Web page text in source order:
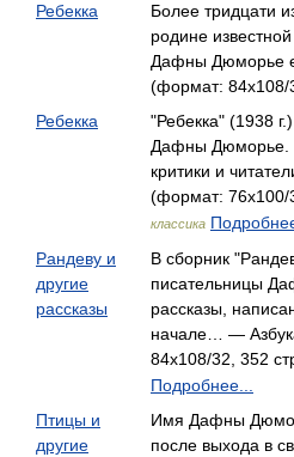
Ребекка
Более тридцати
родине
Дафны Дюморье
(формат: 84x108/
Ребекка
"Ребекка" (1938
Дафны Дюморье.
критики и
(формат: 76x100/
классика
Рандеву и
другие
рассказы
В сборник
писательницы
рассказы,
начале… —
84x108/32, 352
Подробнее...
Птицы и
другие
Имя Дафны
после выхода в